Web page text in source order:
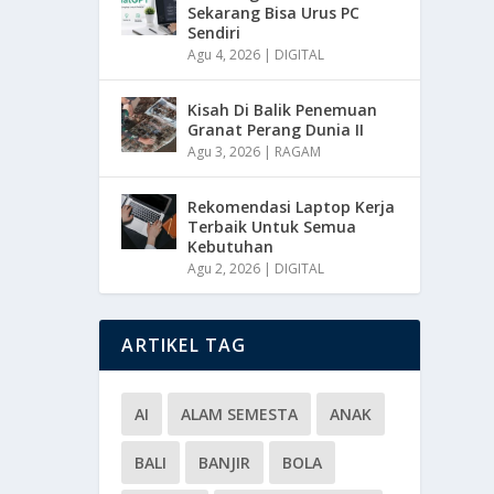
Sekarang Bisa Urus PC
Sendiri
Agu 4, 2026 | DIGITAL
Kisah Di Balik Penemuan
Granat Perang Dunia II
Agu 3, 2026 | RAGAM
Rekomendasi Laptop Kerja
Terbaik Untuk Semua
Kebutuhan
Agu 2, 2026 | DIGITAL
ARTIKEL TAG
AI ALAM SEMESTA ANAK
BALI BANJIR BOLA